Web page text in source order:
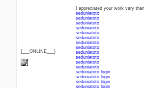
{___ONLINE___}
I appreciated your work very
seduniatoto
seduniatoto
seduniatoto
seduniatoto
seduniatoto
seduniatoto
seduniatoto
seduniatoto
seduniatoto
seduniatoto
seduniatoto
seduniatoto
seduniatoto login
seduniatoto login
seduniatoto login
seduniatoto login